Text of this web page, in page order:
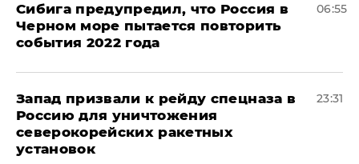
Сибига предупредил, что Россия в
Черном море пытается повторить
события 2022 года
06:55
Запад призвали к рейду спецназа в
Россию для уничтожения
северокорейских ракетных
установок
23:31